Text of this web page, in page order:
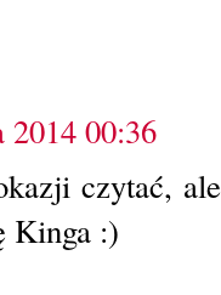
2014 00:36
czytać,
Kinga :)